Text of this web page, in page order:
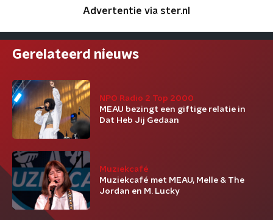
Advertentie via ster.nl
Gerelateerd nieuws
NPO Radio 2 Top 2000
MEAU bezingt een giftige relatie in
Dat Heb Jij Gedaan
Muziekcafé
Muziekcafé met MEAU, Melle & The
Jordan en M. Lucky